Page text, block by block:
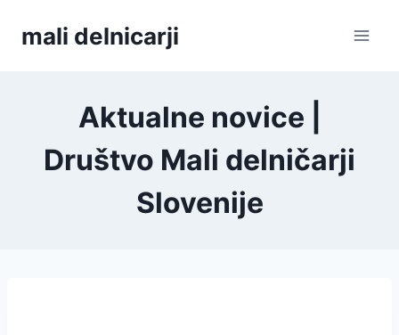
mali delnicarji
Aktualne novice |
Društvo Mali delničarji
Slovenije